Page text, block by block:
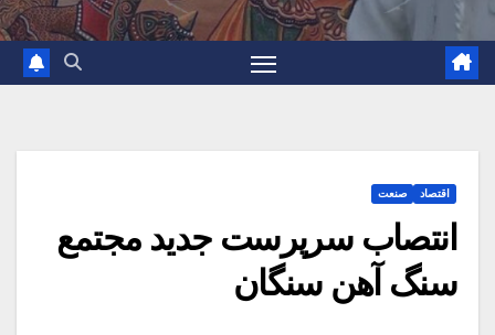
اقتصاد صنعت
انتصاب سرپرست جدید مجتمع
سنگ آهن سنگان